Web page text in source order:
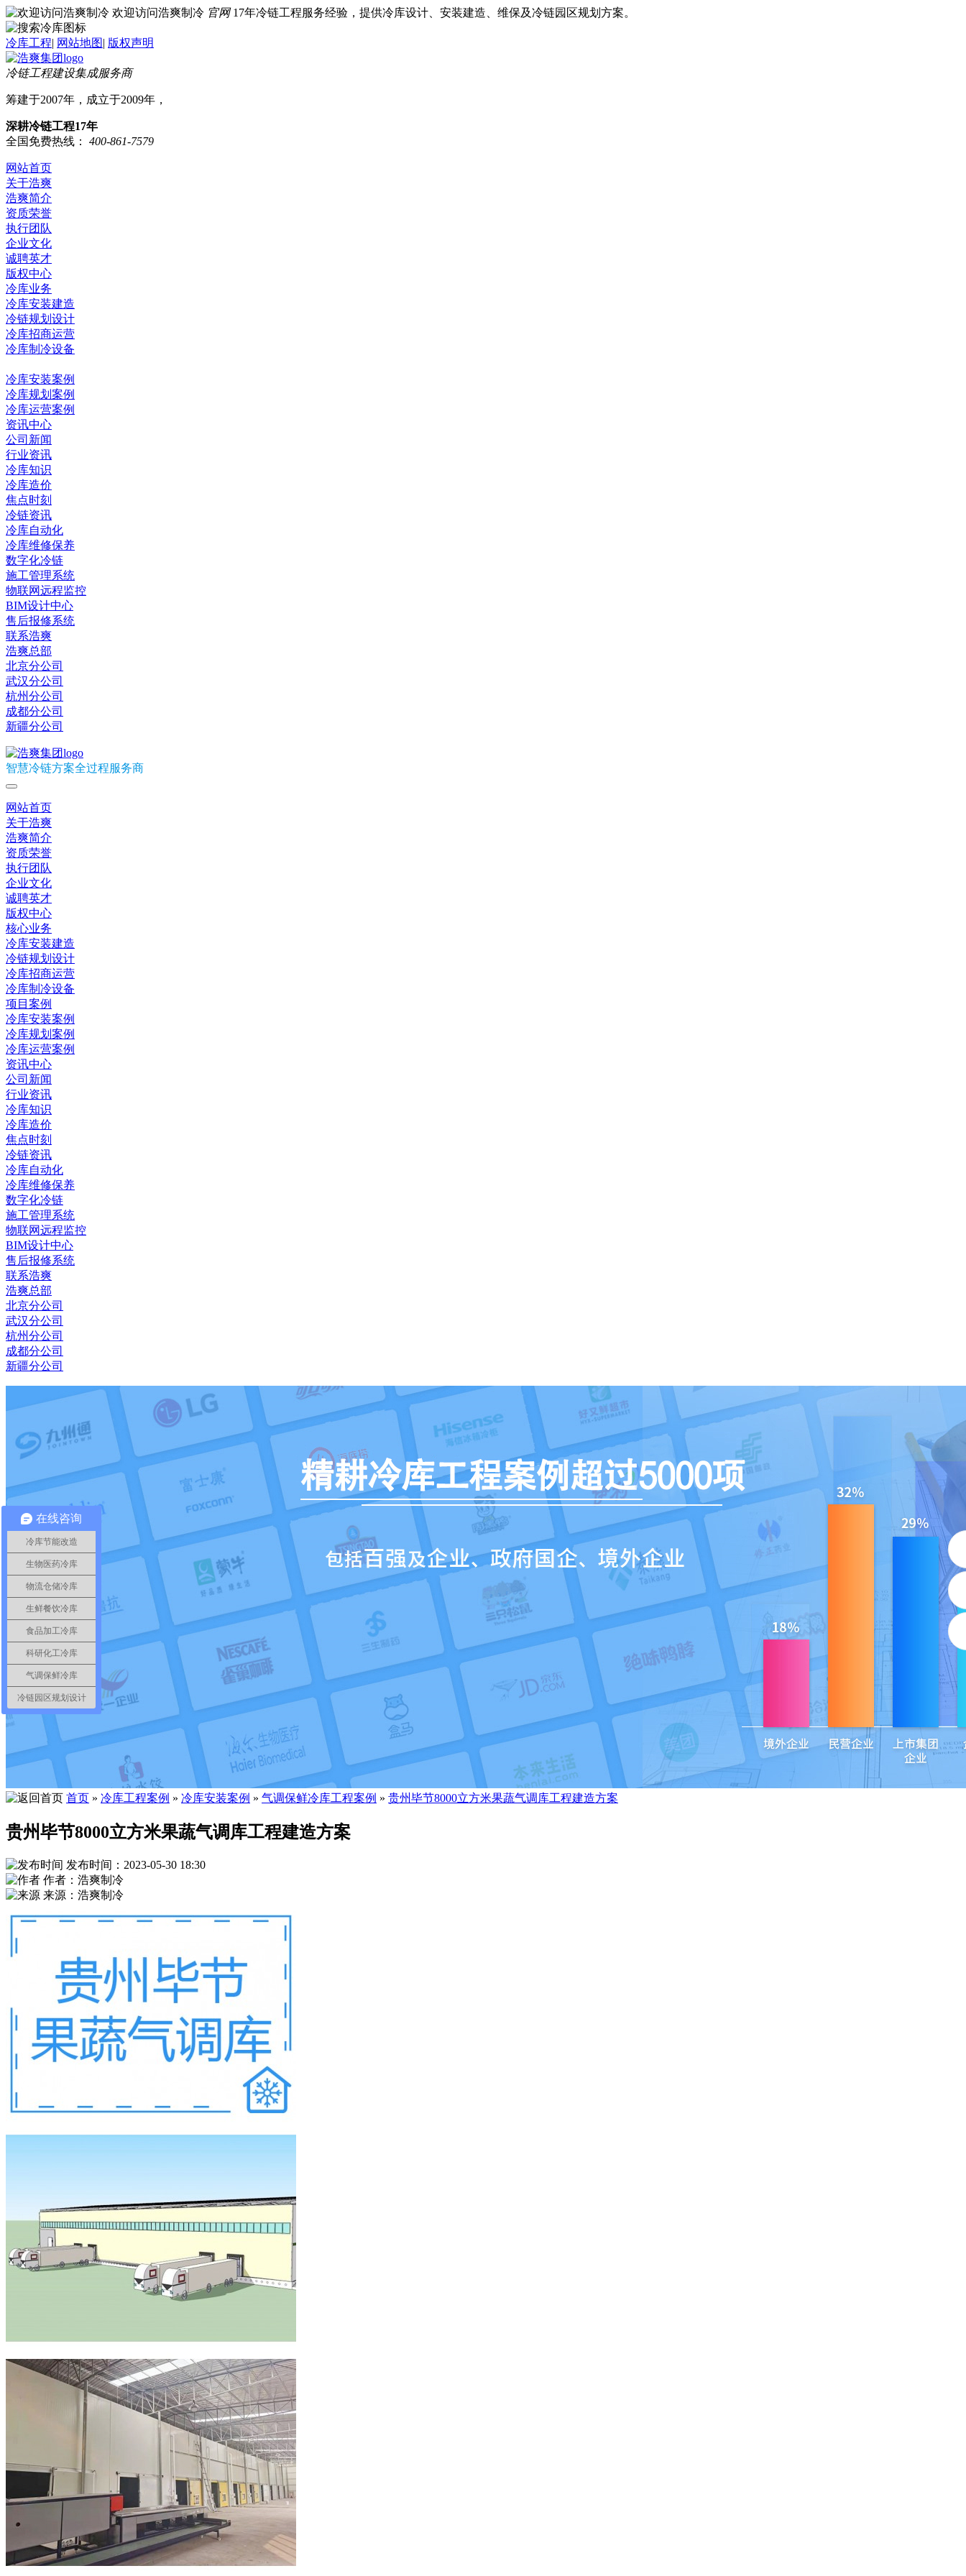
欢迎访问浩爽制冷 官网 17年冷链工程服务经验，提供冷库设计、安装建造、维保及冷链园区规划方案。
冷库工程| 网站地图| 版权声明
冷链工程建设集成服务商
筹建于2007年，成立于2009年，
深耕冷链工程17年
全国免费热线：
400-861-7579
网站首页
关于浩爽
浩爽简介
资质荣誉
执行团队
企业文化
诚聘英才
版权中心
冷库业务
冷库安装建造
冷链规划设计
冷库招商运营
冷库制冷设备
冷库安装案例
冷库规划案例
冷库运营案例
资讯中心
公司新闻
行业资讯
冷库知识
冷库造价
焦点时刻
冷链资讯
冷库自动化
冷库维修保养
数字化冷链
施工管理系统
物联网远程监控
BIM设计中心
售后报修系统
联系浩爽
浩爽总部
北京分公司
武汉分公司
杭州分公司
成都分公司
新疆分公司
智慧冷链方案全过程服务商
网站首页
关于浩爽
浩爽简介
资质荣誉
执行团队
企业文化
诚聘英才
版权中心
核心业务
冷库安装建造
冷链规划设计
冷库招商运营
冷库制冷设备
项目案例
冷库安装案例
冷库规划案例
冷库运营案例
资讯中心
公司新闻
行业资讯
冷库知识
冷库造价
焦点时刻
冷链资讯
冷库自动化
冷库维修保养
数字化冷链
施工管理系统
物联网远程监控
BIM设计中心
售后报修系统
联系浩爽
浩爽总部
北京分公司
武汉分公司
杭州分公司
成都分公司
新疆分公司
首页 » 冷库工程案例 » 冷库安装案例 » 气调保鲜冷库工程案例 » 贵州毕节8000立方米果蔬气调库工程建造方案
贵州毕节8000立方米果蔬气调库工程建造方案
发布时间：2023-05-30 18:30
作者：浩爽制冷
来源：浩爽制冷
在线咨询
冷库节能改造
生物医药冷库
物流仓储冷库
生鲜餐饮冷库
食品加工冷库
科研化工冷库
气调保鲜冷库
冷链园区规划设计